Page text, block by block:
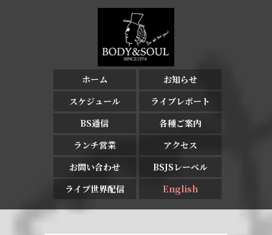
ホーム
お知らせ
スケジュール
ライブレポート
BS通信
各種ご案内
ランチ営業
アクセス
お問い合わせ
BSJSレーベル
ライブ世界配信
English